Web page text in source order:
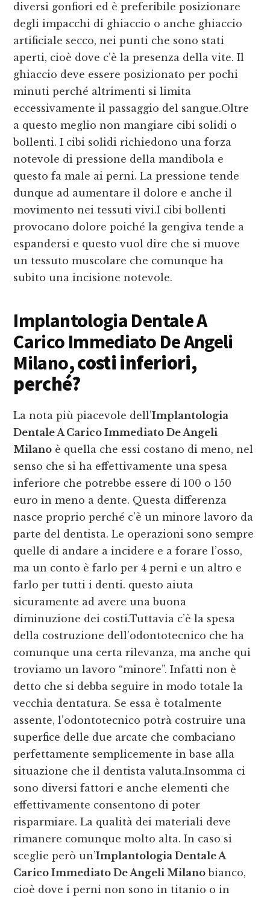
diversi gonfiori ed è preferibile posizionare
degli impacchi di ghiaccio o anche ghiaccio
artificiale secco, nei punti che sono stati
aperti, cioè dove c’è la presenza della vite. Il
ghiaccio deve essere posizionato per pochi
minuti perché altrimenti si limita
eccessivamente il passaggio del sangue.Oltre
a questo meglio non mangiare cibi solidi o
bollenti. I cibi solidi richiedono una forza
notevole di pressione della mandibola e
questo fa male ai perni. La pressione tende
dunque ad aumentare il dolore e anche il
movimento nei tessuti vivi.I cibi bollenti
provocano dolore poiché la gengiva tende a
espandersi e questo vuol dire che si muove
un tessuto muscolare che comunque ha
subito una incisione notevole.
Implantologia Dentale A
Carico Immediato De Angeli
Milano, costi inferiori,
perché?
La nota più piacevole dell’Implantologia
Dentale A Carico Immediato De Angeli
Milano è quella che essi costano di meno, nel
senso che si ha effettivamente una spesa
inferiore che potrebbe essere di 100 o 150
euro in meno a dente. Questa differenza
nasce proprio perché c’è un minore lavoro da
parte del dentista. Le operazioni sono sempre
quelle di andare a incidere e a forare l’osso,
ma un conto è farlo per 4 perni e un altro e
farlo per tutti i denti. questo aiuta
sicuramente ad avere una buona
diminuzione dei costi.Tuttavia c’è la spesa
della costruzione dell’odontotecnico che ha
comunque una certa rilevanza, ma anche qui
troviamo un lavoro “minore”. Infatti non è
detto che si debba seguire in modo totale la
vecchia dentatura. Se essa è totalmente
assente, l’odontotecnico potrà costruire una
superfice delle due arcate che combaciano
perfettamente semplicemente in base alla
situazione che il dentista valuta.Insomma ci
sono diversi fattori e anche elementi che
effettivamente consentono di poter
risparmiare. La qualità dei materiali deve
rimanere comunque molto alta. In caso si
sceglie però un’Implantologia Dentale A
Carico Immediato De Angeli Milano bianco,
cioè dove i perni non sono in titanio o in